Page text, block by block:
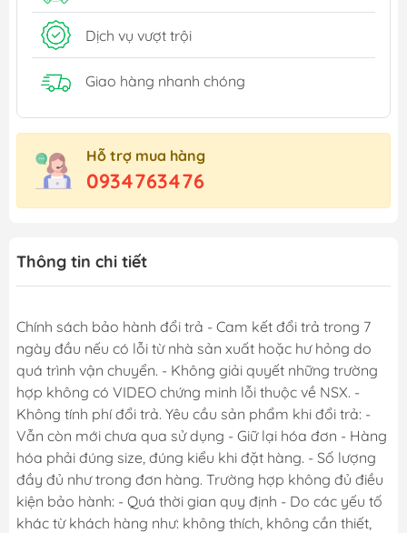
Dịch vụ vượt trội
Giao hàng nhanh chóng
Hỗ trợ mua hàng
0934763476
Thông tin chi tiết
Chính sách bảo hành đổi trả - Cam kết đổi trả trong 7
ngày đầu nếu có lỗi từ nhà sản xuất hoặc hư hỏng do
quá trình vận chuyển. - Không giải quyết những trường
hợp không có VIDEO chứng minh lỗi thuộc về NSX. -
Không tính phí đổi trả. Yêu cầu sản phẩm khi đổi trả: -
Vẫn còn mới chưa qua sử dụng - Giữ lại hóa đơn - Hàng
hóa phải đúng size, đúng kiểu khi đặt hàng. - Số lượng
đầy đủ như trong đơn hàng. Trường hợp không đủ điều
kiện bảo hành: - Quá thời gian quy định - Do các yếu tố
khác từ khách hàng như: không thích, không cần thiết,